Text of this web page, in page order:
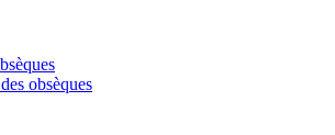
obsèques